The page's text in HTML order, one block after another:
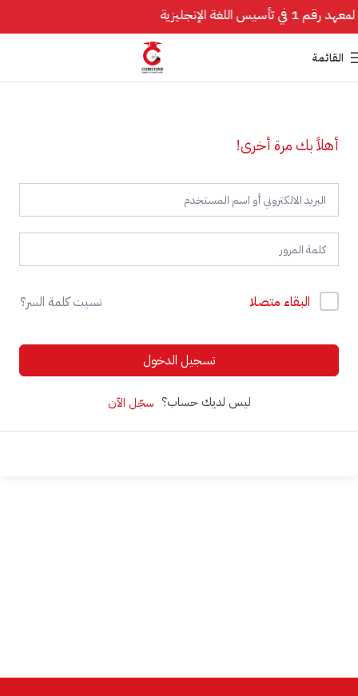
المعهد رقم 1 في تأسيس اللغة الإنجليزية
القائمة
أهلاً بك مرة أخرى!
البقاء متصلا نسيت كلمة السر؟
تسجيل الدخول
ليس لديك حساب؟ سجّل الآن